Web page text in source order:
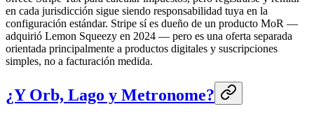
en cada jurisdicción sigue siendo responsabilidad tuya en la
configuración estándar. Stripe sí es dueño de un producto MoR —
adquirió Lemon Squeezy en 2024 — pero es una oferta separada
orientada principalmente a productos digitales y suscripciones
simples, no a facturación medida.
¿Y Orb, Lago y Metronome?